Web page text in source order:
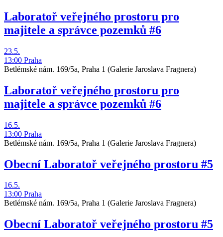
Laboratoř veřejného prostoru pro
majitele a správce pozemků #6
23.5.
13:00 Praha
Betlémské nám. 169/5a, Praha 1 (Galerie Jaroslava Fragnera)
Laboratoř veřejného prostoru pro
majitele a správce pozemků #6
16.5.
13:00 Praha
Betlémské nám. 169/5a, Praha 1 (Galerie Jaroslava Fragnera)
Obecní Laboratoř veřejného prostoru #5
16.5.
13:00 Praha
Betlémské nám. 169/5a, Praha 1 (Galerie Jaroslava Fragnera)
Obecní Laboratoř veřejného prostoru #5